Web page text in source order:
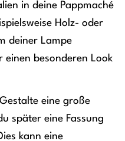
in deine Pappmaché
Holz- oder
deiner Lampe
einen besonderen Look
eine große
später eine Fassung
kann eine